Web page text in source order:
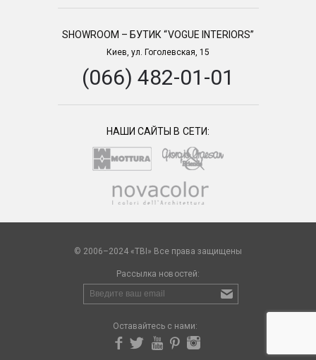
SHOWROOM – БУТИК “VOGUE INTERIORS”
Киев, ул. Гоголевская, 15
(066) 482-01-01
НАШИ САЙТЫ В СЕТИ:
© 2006–2024 «TBI» Все права защищены
Рассылка новостей:
Оставайтесь с нами: